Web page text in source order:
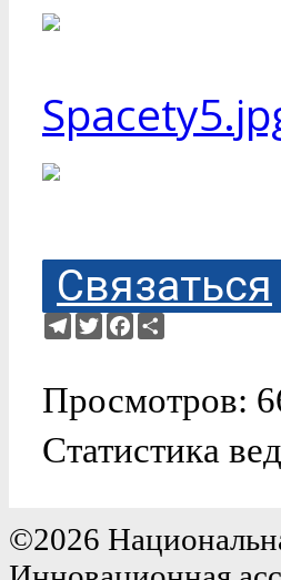
Связаться
Telegram
TwitterFacebook
Просмотров:
Статистика
©2026